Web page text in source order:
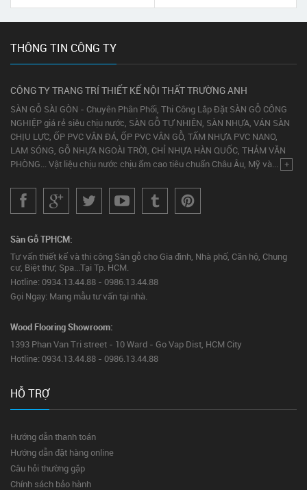
THÔNG TIN CÔNG TY
CÔNG TY TRANG TRÍ THIẾT KẾ NỘI THẤT TRƯỜNG ANH
SÀN GỖ SÀI GÒN - Chuyên Phân Phối, Thi Công Lắp Đặt SÀN GỖ CÔNG
NGHIỆP giá rẻ siêu chịu nước, SÀN GỖ TỰ NHIÊN, SÀN NHỰA, VÁN SÀN
CHỊU LỰC, ỐP PVC VÂN ĐÁ, ỐP PVC VÂN GỖ, TẤM NHỰA PVC NANO,
LAM SÓNG, GỖ NHỰA NGOÀI TRỜI, CHỈ NHỰA HÀN QUỐC, THẢM VĂN
PHÒNG... Vật liệu chịu nước chịu ẩm cao tiêu chuẩn Châu Âu, Mỹ và... +
Sàn Gỗ TPHCM:
Tư vấn thiết kế và thi công Sàn gỗ cho Gia đình, Nhà phố, Căn hộ, Chung
cư, Biệt thự, Spa...Tại Tp. HCM.
Hotline: 0934.13.44.88 - 0986.13.44.88
Gọi Ngay: Mang mẫu tư vấn tại nhà.
Wood Flooring Showroom:
1393 Phan Van Tri street - 10 Ward - Go Vap Dist, HCM City
Hotline: 0934.13.44.88 - 0986.13.44.88
HỖ TRỢ
Hướng dẫn thanh toán
Hướng dẫn đặt hàng online
Câu hỏi thường gặp
Chính sách bảo hành